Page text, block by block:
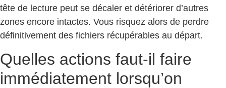
tête de lecture peut se décaler et détériorer d’autres
zones encore intactes. Vous risquez alors de perdre
définitivement des fichiers récupérables au départ.
Quelles actions faut-il faire
immédiatement lorsqu’on